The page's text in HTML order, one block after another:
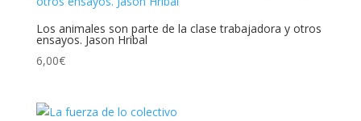
Los animales son parte de la clase trabajadora y otros
ensayos. Jason Hribal
6,00€